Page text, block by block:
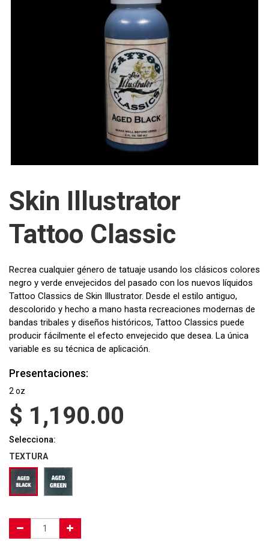
Skin Illustrator
Tattoo Classic
Recrea cualquier género de tatuaje usando los clásicos colores
negro y verde envejecidos del pasado con los nuevos líquidos
Tattoo Classics de Skin Illustrator. Desde el estilo antiguo,
descolorido y hecho a mano hasta recreaciones modernas de
bandas tribales y diseños históricos, Tattoo Classics puede
producir fácilmente el efecto envejecido que desea. La única
variable es su técnica de aplicación.
Presentaciones:
2 oz
$ 1,190.00
Selecciona:
TEXTURA